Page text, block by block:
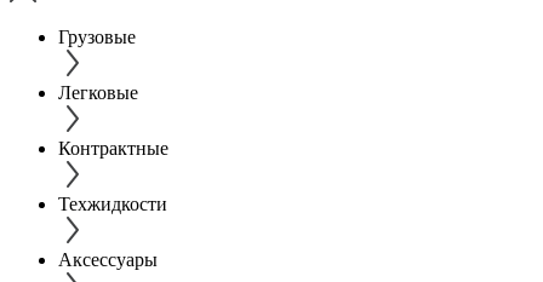
Грузовые
Легковые
Контрактные
Техжидкости
Аксессуары